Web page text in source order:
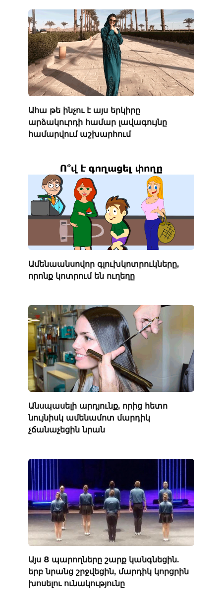
Ահա թե ինչու է այս երկիրը
արձակուրդի համար լավագույնը
համարվում աշխարհում
Ամենաանսովոր գլուխկոտրուկները,
որոնք կոտրում են ուղեղը
Անսպասելի արդյունք, որից հետո
նույնիսկ ամենամոտ մարդիկ
չճանաչեցին նրան
Այս 8 պարողները շարք կանգնեցին.
երբ նրանց շրջվեցին, մարդիկ կորցրին
խոսելու ունակությունը